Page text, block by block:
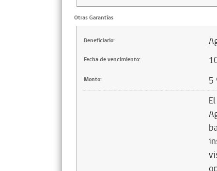
Otras Garantías
Beneficiario:
Fecha de vencimiento:
Monto: 5